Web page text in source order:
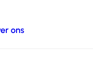
ons